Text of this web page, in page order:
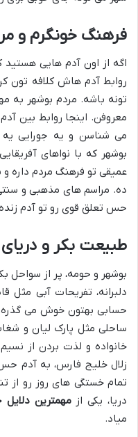
فرهنگ خونگرم و
اگه از اون آدم هایی
روابط آدم هاش کلافه تون
تونه باشه. مردم بوشهر به
معروفن. اینجا روابط بین
می شناسن و یه جورایی
بوشهر که با نواهای
عمیقی تو فرهنگ مردم داره
ده. مراسم های مذهبی و
حس تعلق قوی رو تو آدم
طبیعت بکر و
بوشهر و حومه، پر از سواحل
دلبرانه، تفریحات آبی مثل
حسابی بهتون خوش می
ساحلی مثل پارک لیان و
خانواده و لذت بردن از
زلال خلیج فارس، به آدم
تمام خستگی های روز رو از
دریا، یکی ازمهمترین دلایل
میاد.